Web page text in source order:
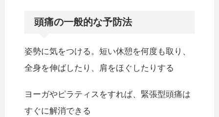
頭痛の一般的な予防法
姿勢に気をつける。短い休憩を何度も取り、
全身を伸ばしたり、肩をほぐしたりする
ヨーガやピラティスをすれば、緊張型頭痛は
すぐに解消できる